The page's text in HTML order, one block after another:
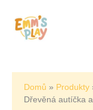
obsah
Domů Produkty
Dřevěná autíčka